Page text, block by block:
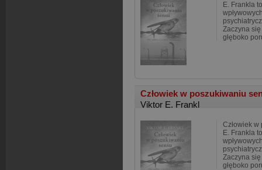
E. Frankla
Zaczyna
głęboko
Człowiek w poszukiwaniu
Viktor E. Frankl
Człowiek
E. Frankla
Zaczyna
głęboko